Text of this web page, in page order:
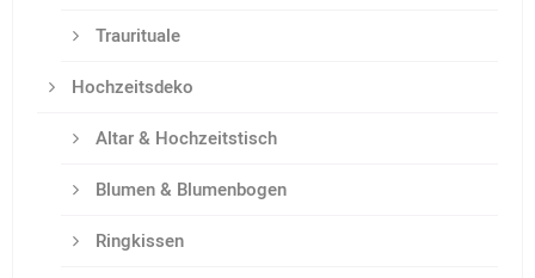
Traurituale
Hochzeitsdeko
Altar & Hochzeitstisch
Blumen & Blumenbogen
Ringkissen